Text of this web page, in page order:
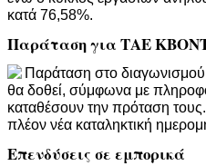
κατά 76,58%.
Παράταση για ΤΑΕ
Παράταση στο
θα δοθεί, σύμφωνα με
καταθέσουν την πρόταση
πλέον νέα καταληκτική
Επενδύσεις σε εμπορικά